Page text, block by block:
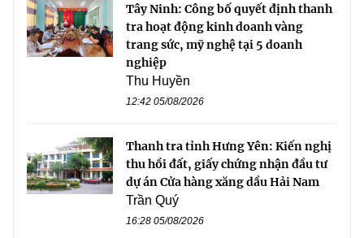
Tây Ninh: Công bố quyết định thanh
tra hoạt động kinh doanh vàng
trang sức, mỹ nghệ tại 5 doanh
nghiệp
Thu Huyền
12:42 05/08/2026
Thanh tra tỉnh Hưng Yên: Kiến nghị
thu hồi đất, giấy chứng nhận đầu tư
dự án Cửa hàng xăng dầu Hải Nam
Trần Quý
16:28 05/08/2026